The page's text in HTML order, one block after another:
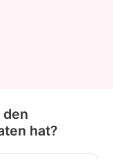
den
hat?